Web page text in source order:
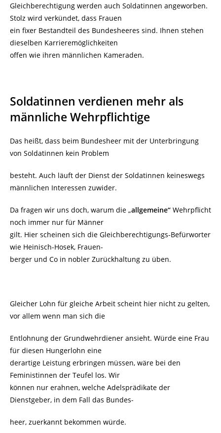
Gleichberechtigung werden auch Soldatinnen angeworben.
Stolz wird verkündet, dass Frauen
ein fixer Bestandteil des Bundesheeres sind. Ihnen stehen
dieselben Karrieremöglichkeiten
offen wie ihren männlichen Kameraden.
Soldatinnen verdienen mehr als
männliche Wehrpflichtige
Das heißt, dass beim Bundesheer mit der Unterbringung
von Soldatinnen kein Problem
besteht. Auch läuft der Dienst der Soldatinnen keineswegs
männlichen Interessen zuwider.
Da fragen wir uns doch, warum die „allgemeine“ Wehrpflicht
noch immer nur für Männer
gilt. Hier scheinen sich die Gleichberechtigungs-Befürworter
wie Heinisch-Hosek, Frauen-
berger und Co in nobler Zurückhaltung zu üben.
Gleicher Lohn für gleiche Arbeit scheint hier nicht zu gelten,
vor allem wenn man sich die
Entlohnung der Grundwehrdiener ansieht. Würde eine Frau
für diesen Hungerlohn eine
derartige Leistung erbringen müssen, wäre bei den
Feministinnen der Teufel los. Wir
können nur erahnen, welche Adelsprädikate der
Dienstgeber, in dem Fall das Bundes-
heer, zuerkannt bekommen würde.